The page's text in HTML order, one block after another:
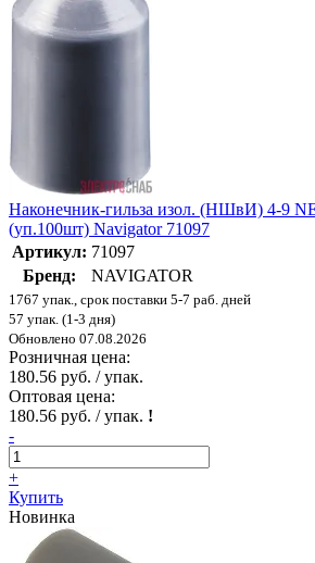
Наконечник-гильза изол. (НШвИ) 4-9
(уп.100шт) Navigator 71097
Артикул: 71097
Бренд:
NAVIGATOR
1767 упак., срок поставки 5-7 раб. дней
57 упак. (1-3 дня)
Обновлено 07.08.2026
Розничная цена:
180.56 руб. / упак.
Оптовая цена:
180.56 руб. / упак. !
-
+
Купить
Новинка